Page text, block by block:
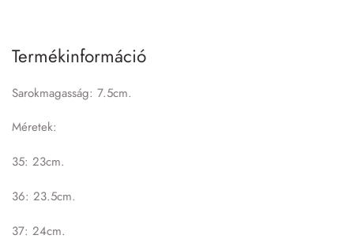
Termékinformáció
Sarokmagasság: 7.5cm.
Méretek:
35: 23cm.
36: 23.5cm.
37: 24cm.